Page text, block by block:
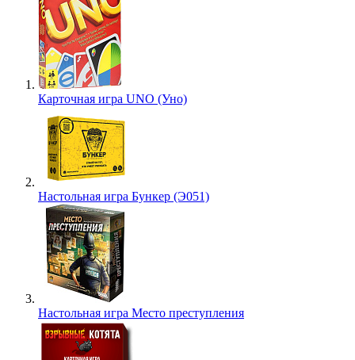
Карточная игра UNO (Уно)
Настольная игра Бункер (Э051)
Настольная игра Место преступления